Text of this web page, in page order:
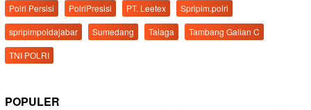
Polri Persisi
PolriPresisi PT. Leetex
Spripim.polri
spripimpoldajabar
Sumedang Talaga
Tambang Galian C
TNI POLRI
POPULER